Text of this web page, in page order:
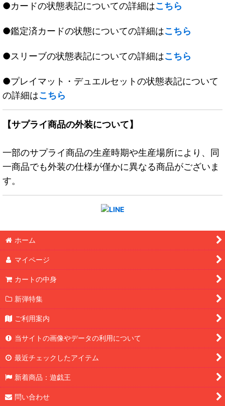
●カードの状態表記についての詳細はこちら
●鑑定済カードの状態についての詳細はこちら
●スリーブの状態表記についての詳細はこちら
●プレイマット・デュエルセットの状態表記について
の詳細はこちら
【サプライ商品の外装について】
一部のサプライ商品の生産時期や生産場所により、同
一商品でも外装の仕様が僅かに異なる商品がございま
す。
ホーム
マイページ
カートの中身
新弾特集
ご利用案内
当サイトの画像やデータの利用について
最近チェックしたアイテム
新着商品：遊戯王
問い合わせ